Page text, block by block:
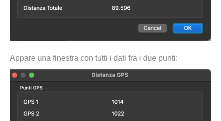
Appare una finestra con tutti i dati fra i due punti: